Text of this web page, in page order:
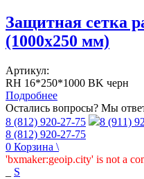
Защитная сетка
(1000х250 мм)
Артикул:
RH 16*250*1000 BK черн
Подробнее
Остались вопросы? Мы
8 (812) 920-27-75
8 (911)
8 (812) 920-27-75
0 Корзина \
'bxmaker:geoip.city' is not a
S